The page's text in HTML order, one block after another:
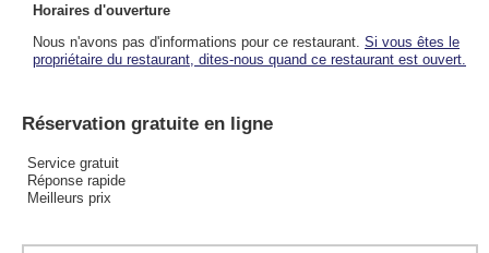
Horaires d'ouverture
Nous n'avons pas d'informations pour ce restaurant. Si vous êtes le
propriétaire du restaurant, dites-nous quand ce restaurant est ouvert.
Réservation gratuite en ligne
Service gratuit
Réponse rapide
Meilleurs prix